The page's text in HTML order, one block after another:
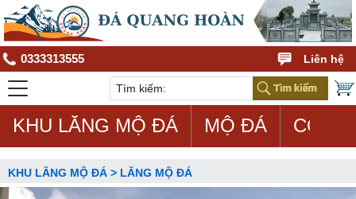
0333313555 Liên hệ
KHU LĂNG MỘ ĐÁ MỘ ĐÁ CON
KHU LĂNG MỘ ĐÁ > LĂNG MỘ ĐÁ